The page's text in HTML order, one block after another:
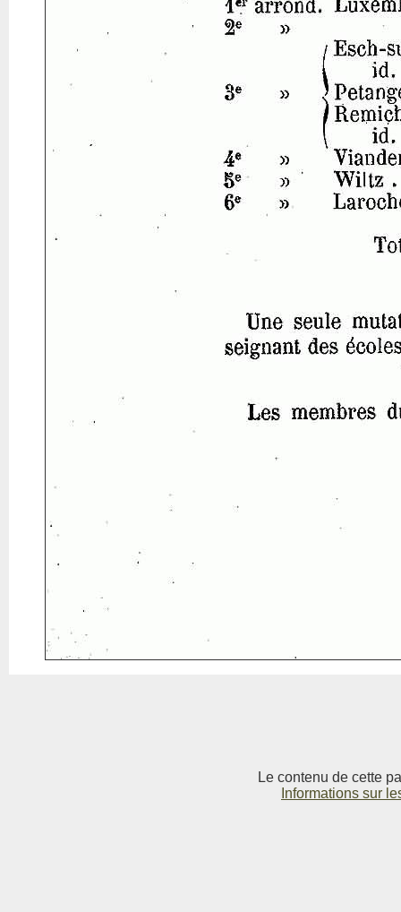
Le contenu de cette
Informations sur